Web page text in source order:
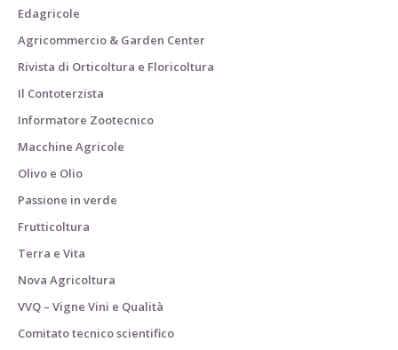
Edagricole
Agricommercio & Garden Center
Rivista di Orticoltura e Floricoltura
Il Contoterzista
Informatore Zootecnico
Macchine Agricole
Olivo e Olio
Passione in verde
Frutticoltura
Terra e Vita
Nova Agricoltura
VVQ – Vigne Vini e Qualità
Comitato tecnico scientifico